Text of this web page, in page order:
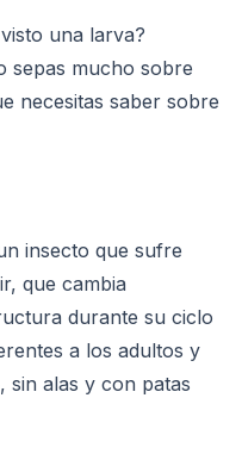
una larva?
sepas mucho sobre
necesitas saber sobre
insecto que sufre
que cambia
durante su ciclo
a los adultos y
alas y con patas